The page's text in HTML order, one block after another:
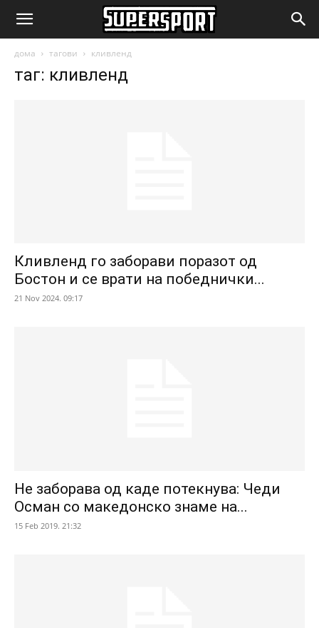
SuperSport.mk
дома тагови кливленд
таг: кливленд
Кливленд го заборави поразот од
Бостон и се врати на победнички...
21 Nov 2024. 09:17
Не заборава од каде потекнува: Чеди
Осман со македонско знаме на...
15 Feb 2019. 21:32